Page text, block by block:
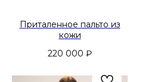
Приталенное пальто из
кожи
220 000 ₽